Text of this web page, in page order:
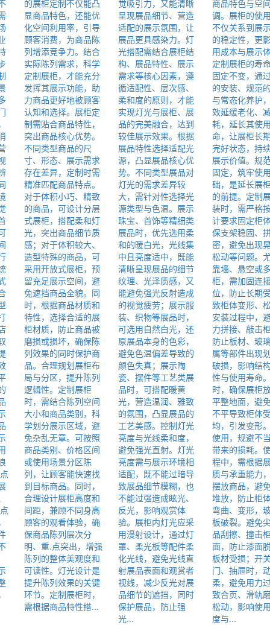
的展柜定制不仅能凸
显商品特色，还能优
化空间利用率，引导
顾客消费，为商品陈
列增添竞争力。结合
实际陈列需求，科学
定制展柜，才能充分
发挥其展示功能，助
力商品更好地被顾客
认知和选择。展柜定
制需贴合商品特性，
突出商品核心优势。
不同类型商品的尺
寸、形态、展示需求
存在差异，定制时需
精准匹配商品特点。
对于体积小巧、精致
的商品，可设计分层
式展柜，搭配柔和灯
光，突出商品细节质
感；对于体积较大、
造型特殊的商品，可
采用开放式展柜，预
留充足展示空间，避
免遮挡商品全貌。同
时，根据商品材质和
特性，选择合适的展
柜材质，防止商品被
磨损或损坏，确保陈
列效果的同时保护商
品。合理规划展柜布
局与分区，提升陈列
逻辑性。定制展柜
时，需结合陈列空间
大小和商品类别，科
学划分展示区域，避
免杂乱无章。可按照
商品类别、价格区间
或使用场景分区陈
列，让顾客能快速找
到目标商品。同时，
合理设计展柜高度和
间距，兼顾不同身高
顾客的观看体验，确
保商品陈列层次分
明、重.点突出，增强
陈列的整体美观度和
可读性。灯光设计是
提升陈列效果的关键
环节。定制展柜时，
需根据商品特性搭...
觉吸引力，又能清晰
呈现展品细节、营造
适配的展示氛围，让
展品更具感染力。灯
光搭配需结合展柜结
构、展品特性、展示
需求等核心因素，遵
循适配性、层次感、
柔和度的原则，才能
实现灯光与展柜、展
品的完美融合，达到
较佳展示效果。根据
展品特性选择适配光
源，凸显展品核心优
势。不同类型展品对
灯光的需求差异较
大，需针对性选择光
源类型与色温。展示
珠宝、首饰等精细类
展品时，优先选用柔
和的暖白光，光线集
中且亮度适中，既能
清晰呈现展品的细节
纹理、光泽质感，又
能避免强光反射造成
的视觉疲劳；展示服
装、织物等展品时，
可选用自然白光，还
原展品本身的色彩，
避免色温偏差导致的
颜色失真；展示陶
瓷、摆件等工艺类展
品时，可搭配暖黄
光，营造温润、雅致
的氛围，凸显展品的
工艺美感。控制灯光
亮度与光线柔和度，
避免强光直射。灯光
亮度需与展示环境相
适配，既不能过暗导
致展品细节模糊，也
不能过强造成眩光、
反光，影响观赏体
验。展柜内灯光应采
用漫射设计，通过灯
罩、柔光板等配件柔
化光线，避免光线直
射展品表面和观赏者
视线，减少反光对展
品细节的遮挡，同时
保护展品，防止强
光...
商品特色与空
调。展柜的使
不仅关系到展
的稳定性，更
用成本与展示
定制展柜的寿
固定不变，通
的安装、规范
与常态化养护
效延缓老化、
耗，延长其使
命，让展柜长
完好状态，持
展示价值。规
固定，筑牢使
础，是延长展
的前提。定制
装时，需严格
计要求固定柜
保支架稳固、
密，避免出现
松动等问题。
靠墙、悬空或
柜，需加固连
位，防止长期
致柜体变形、
安装过程中，
力拼接、敲击
防止板材、玻
属等部件出现
破损，影响结
性与使用寿命
时，确保展柜
平整地面，避
不平导致柜体
均，引发变形
使用，规避不
带来的损耗。
程中，需根据
质与承重能力
摆放商品，避
堆放，防止柜
弯曲、变形，
板破裂。避免
品刮擦、撞击
面，防止漆面
板材受损；开
门、抽屉时，
柔，避免用力
致合页、滑轨
松动，影响使
度与...